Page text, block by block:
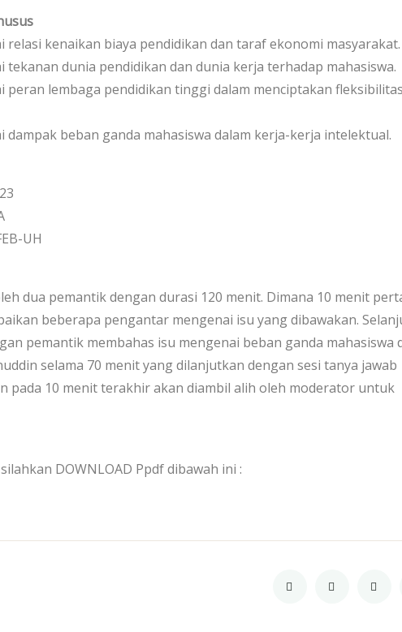
relasi kenaikan biaya pendidikan dan taraf ekonomi masyarakat.
tekanan dunia pendidikan dan dunia kerja terhadap mahasiswa.
peran lembaga pendidikan tinggi dalam menciptakan fleksibilitas
dampak beban ganda mahasiswa dalam kerja-kerja intelektual.
UH
dua pemantik dengan durasi 120 menit. Dimana 10 menit
beberapa pengantar mengenai isu yang dibawakan.
pemantik membahas isu mengenai beban ganda mahasiswa
selama 70 menit yang dilanjutkan dengan sesi tanya jawab
pada 10 menit terakhir akan diambil alih oleh moderator untuk
DOWNLOAD Ppdf dibawah ini :